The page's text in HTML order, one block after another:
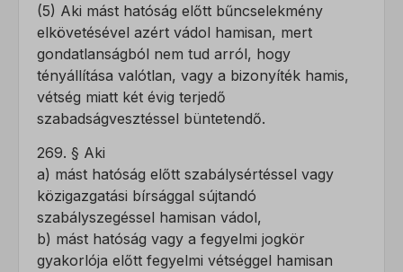
(5) Aki mást hatóság előtt bűncselekmény
elkövetésével azért vádol hamisan, mert
gondatlanságból nem tud arról, hogy
tényállítása valótlan, vagy a bizonyíték hamis,
vétség miatt két évig terjedő
szabadságvesztéssel büntetendő.
269. § Aki
a) mást hatóság előtt szabálysértéssel vagy
közigazgatási bírsággal sújtandó
szabályszegéssel hamisan vádol,
b) mást hatóság vagy a fegyelmi jogkör
gyakorlója előtt fegyelmi vétséggel hamisan